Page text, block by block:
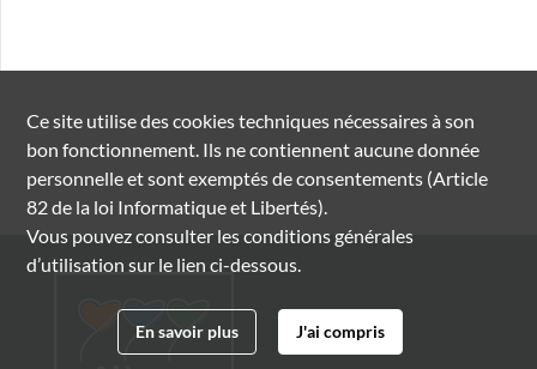
Ce site utilise descookiestechniques nécessaires à son
bon fonctionnement. Ils ne contiennent aucune donnée
personnelle et sont exemptés de consentements (Article
82 de la loi Informatique et Libertés).
Vous pouvez consulter les conditions générales
d’utilisation sur le lien ci-dessous.
En savoir plus J'ai compris